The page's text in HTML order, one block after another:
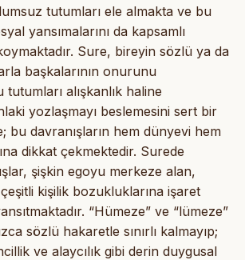
tutumları ele almakta ve bu
yansımalarını da kapsamlı
Sure, bireyin sözlü ya da
başkalarının onurunu
alışkanlık haline
yozlaşmayı beslemesini sert bir
bu davranışların hem dünyevi hem
dikkat çekmektedir. Surede
şişkin egoyu merkeze alan,
kişilik bozukluklarına işaret
“Hümeze” ve “lümeze”
sözlü hakaretle sınırlı kalmayıp;
ve alaycılık gibi derin duygusal